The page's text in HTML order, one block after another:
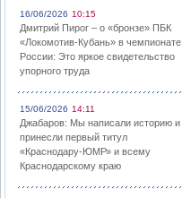
16/06/2026 10:15
Дмитрий Пирог – о «бронзе» ПБК
«Локомотив-Кубань» в чемпионате
России: Это яркое свидетельство
упорного труда
15/06/2026 14:11
Джабаров: Мы написали историю и
принесли первый титул
«Краснодару-ЮМР» и всему
Краснодарскому краю